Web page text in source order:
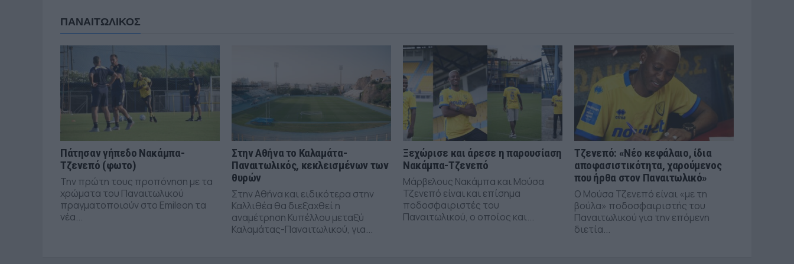
ΠΑΝΑΙΤΩΛΙΚΟΣ
Πάτησαν γήπεδο Νακάμπα-
Τζενεπό (φωτο)
Την πρώτη τους προπόνηση με τα
χρώματα του Παναιτωλικού
πραγματοποιούν στο Emileon τα
νέα...
Στην Αθήνα το Καλαμάτα-
Παναιτωλικός, κεκλεισμένων των
θυρών
Στην Αθήνα και ειδικότερα στην
Καλλιθέα θα διεξαχθεί η
αναμέτρηση Κυπέλλου μεταξύ
Καλαμάτας-Παναιτωλικού, για...
Ξεχώρισε και άρεσε η παρουσίαση
Νακάμπα-Τζενεπό
Μάρβελους Νακάμπα και Μούσα
Τζενεπό είναι και επίσημα
ποδοσφαιριστές του
Παναιτωλικού, ο οποίος και...
Τζενεπό: «Νέο κεφάλαιο, ίδια
αποφασιστικότητα, χαρούμενος
που ήρθα στον Παναιτωλικό»
Ο Μούσα Τζενεπό είναι «με τη
βούλα» ποδοσφαιριστής του
Παναιτωλικού για την επόμενη
διετία...